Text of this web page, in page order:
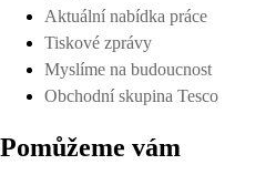
Aktuální nabídka práce
Tiskové zprávy
Myslíme na budoucnost
Obchodní skupina Tesco
Pomůžeme vám